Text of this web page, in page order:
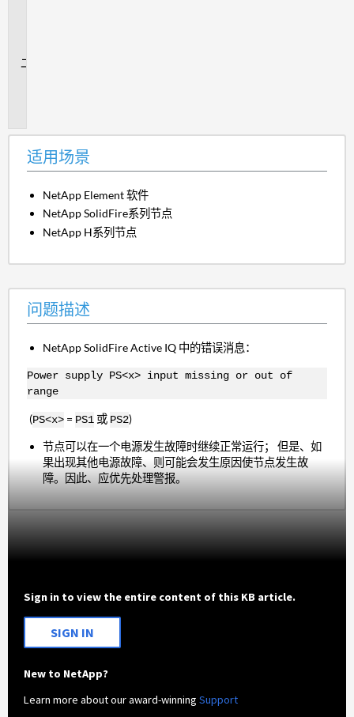
适用场景
NetApp Element 软件
NetApp SolidFire系列节点
NetApp H系列节点
问题描述
NetApp SolidFire Active IQ 中的错误消息：
Power supply PS<x> input missing or out of
range
(PS<x>= PS1 或 PS2)
节点可以在一个电源发生故障时继续正常运行； 但是、如
果出现其他电源故障、则可能会发生原因使节点发生故
障。因此、应优先处理警报。
Sign in to view the entire content of this KB article.
SIGN IN
New to NetApp?
Learn more about our award-winningSupport